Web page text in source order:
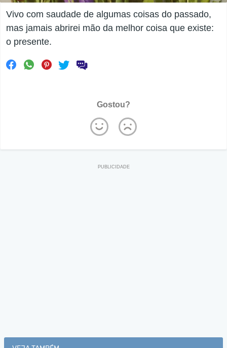
Vivo com saudade de algumas coisas do passado,
mas jamais abrirei mão da melhor coisa que existe:
o presente.
Gostou?